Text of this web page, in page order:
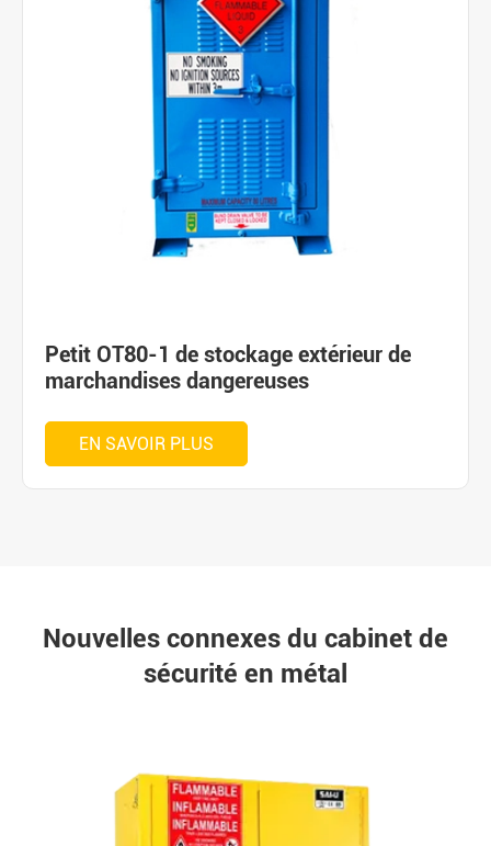
Petit OT80-1 de stockage extérieur de
marchandises dangereuses
EN SAVOIR PLUS
Nouvelles connexes du cabinet de
sécurité en métal